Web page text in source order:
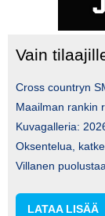
Vain
Cross countryn
Maailman rankin
Kuvagalleria:
Oksentelua,
Villanen
LATAA LISÄÄ